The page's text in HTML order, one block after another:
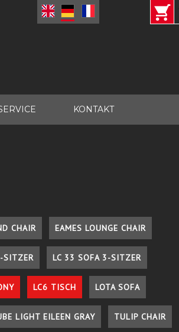
KONTAKT
CHAIR EAMES LOUNGE CHAIR
SITZER LC 33 SOFA 3-SITZER
LC6 TISCH LOTA SOFA
LIGHT EILEEN GRAY TULIP CHAIR